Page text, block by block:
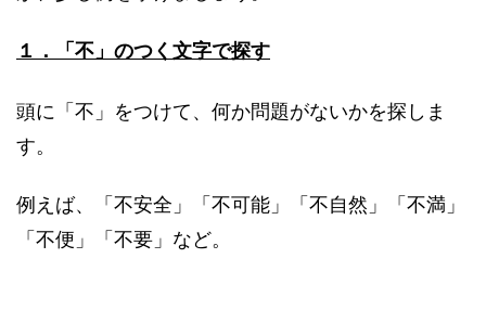
１．「不」のつく文字で探す
頭に「不」をつけて、何か問題がないかを探しま
す。
例えば、「不安全」「不可能」「不自然」「不満」
「不便」「不要」など。